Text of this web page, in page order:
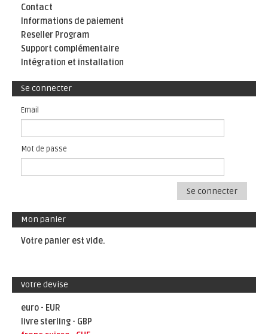
Contact
Informations de paiement
Reseller Program
Support complémentaire
Intégration et installation
Se connecter
Email
Mot de passe
Se connecter
Mon panier
Votre panier est vide.
Votre devise
euro - EUR
livre sterling - GBP